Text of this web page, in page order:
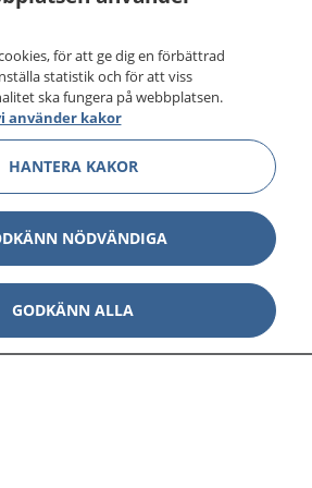
mottagningar du kan kontakta.
din journal och göra dina
1177 för
dygnet runt.
du vill må bättre.
Visa
för att ge dig en förbättrad
statistik och för att viss
ska fungera på webbplatsen.
använder kakor
HANTERA KAKOR
NÖDVÄNDIGA
GODKÄNN ALLA